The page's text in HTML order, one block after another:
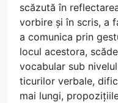
scăzută în
vorbire și în scris, a
a comunica prin
locul acestora,
vocabular sub
ticurilor verbale,
mai lungi,